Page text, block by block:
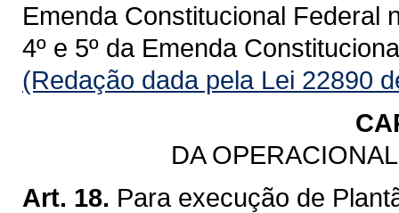
Emenda Constitucional Federal
4º e 5º da Emenda
(Redação dada pela Lei 22890
DA
Art. 18. Para execução de